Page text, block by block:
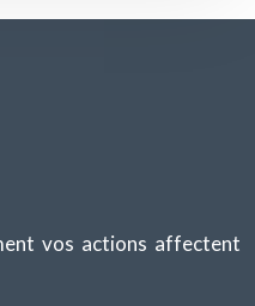
vos actions affectent